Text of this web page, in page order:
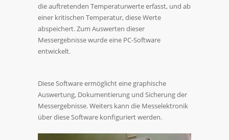
die auftretenden Temperaturwerte erfasst, und ab
einer kritischen Temperatur, diese Werte
abspeichert. Zum Auswerten dieser
Messergebnisse wurde eine PC-Software
entwickelt.
Diese Software ermöglicht eine graphische
Auswertung, Dokumentierung und Sicherung der
Messergebnisse. Weiters kann die Messelektronik
über diese Software konfiguriert werden.